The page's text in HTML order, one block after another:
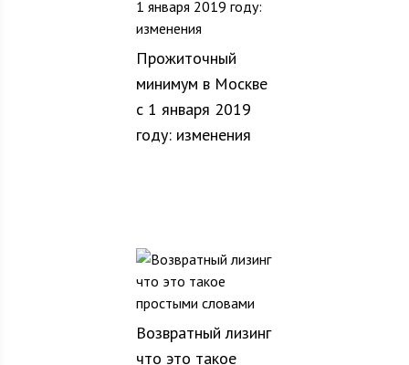
Прожиточный
минимум в Москве
с 1 января 2019
году: изменения
Возвратный лизинг
что это такое